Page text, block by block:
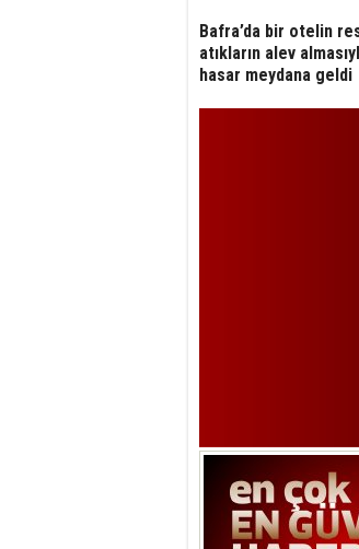
Bafra’da bir otelin
atıkların alev
hasar meydana geldi